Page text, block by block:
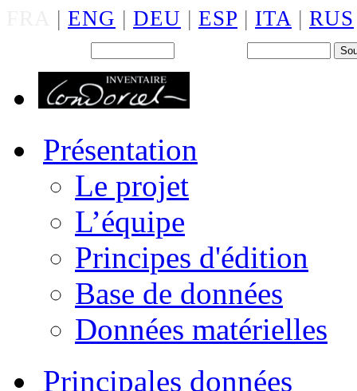
| ENG | DEU | ESP | ITA | RUS
Présentation
Le projet
L’équipe
Principes d'édition
Base de données
Données matérielles
Principales données